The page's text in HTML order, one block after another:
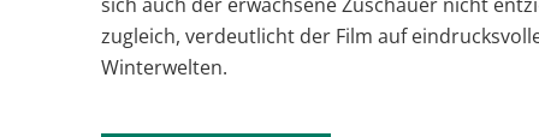
zugleich, verdeutlicht der Film auf
Winterwelten.